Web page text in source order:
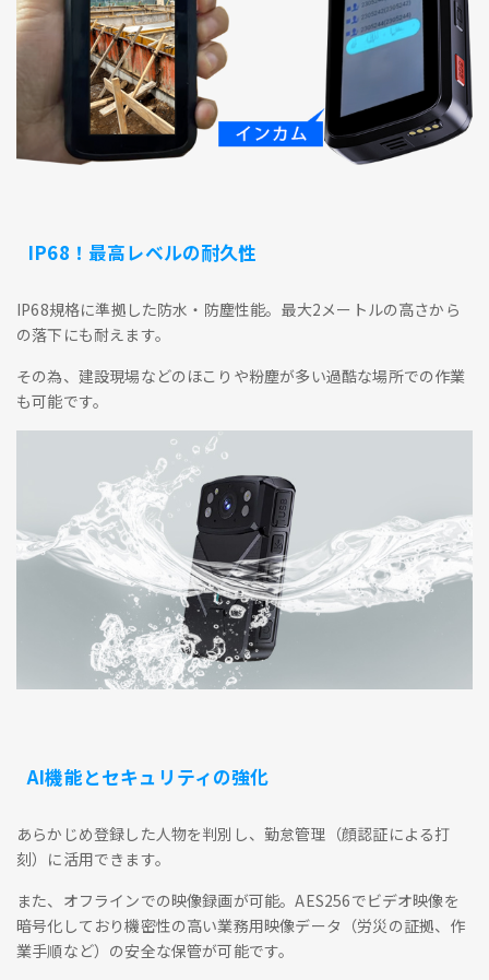
IP68！最高レベルの耐久性
IP68規格に準拠した防水・防塵性能。最大2メートルの高さから
の落下にも耐えます。
その為、建設現場などのほこりや粉塵が多い過酷な場所での作業
も可能です。
AI機能とセキュリティの強化
あらかじめ登録した人物を判別し、勤怠管理（顔認証による打
刻）に活用できます。
また、オフラインでの映像録画が可能。AES256でビデオ映像を
暗号化しており機密性の高い業務用映像データ（労災の証拠、作
業手順など）の安全な保管が可能です。